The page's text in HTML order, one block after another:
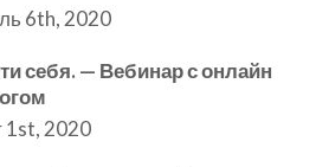
6th, 2020
себя. — Вебинар с онлайн
1st, 2020